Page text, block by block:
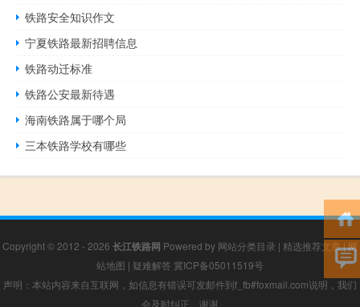
铁路安全知识作文
宁夏铁路最新招聘信息
铁路动迁标准
铁路公安最新待遇
海南铁路属于哪个局
三本铁路学校有哪些
Copyright © 2012 - 2026 长江铁路网 Powered by 网站分类目录 | 精选推荐文章|网
站地图 | 疑难解答 冀ICP备05011519号
声明：本站内容来自互联网，如信息有错误可发邮件到f_fb#foxmail.com说明，我们
会及时纠正，谢谢